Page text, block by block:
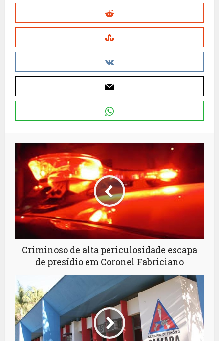
Criminoso de alta periculosidade escapa
de presídio em Coronel Fabriciano